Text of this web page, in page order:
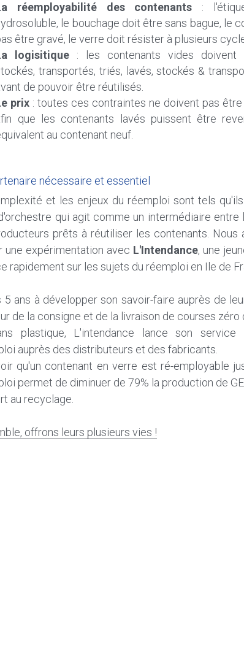
réemployabilité des contenants :
le bouchage doit être sans bague, le
être gravé, le verre doit résister à plusieurs
logisitique : les contenants vides doivent
transportés, triés, lavés, stockés &
de pouvoir être réutilisés.
prix : toutes ces contraintes ne doivent pas
que les contenants lavés puissent être
au contenant neuf.
nécessaire et essentiel
et les enjeux du réemploi sont tels
qui agit comme un intermédiaire entre
prêts à réutiliser les contenants. Nous
une expérimentation avec L'Intendance, une
rapidement sur les sujets du réemploi en Ile de
5 ans à développer son savoir-faire auprès de
de la consigne et de la livraison de courses zéro
plastique, L'intendance lance son service
auprès des distributeurs et des fabricants.
qu'un contenant en verre est ré-employable
permet de diminuer de 79% la production de
au recyclage.
offrons leurs plusieurs vies !